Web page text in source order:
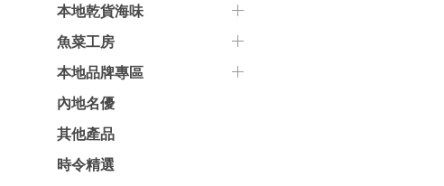
本地乾貨海味
魚菜工房
本地品牌專區
內地名優
其他產品
時令精選